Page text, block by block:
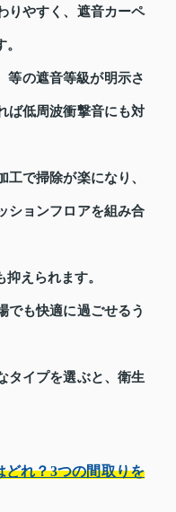
りやすく、遮音カーペ
等の遮音等級が明示さ
ば低周波衝撃音にも対
で掃除が楽になり、
ションフロアを組み合
えられます。
でも快適に過ごせるう
タイプを選ぶと、衛生
どれ？3つの間取りを